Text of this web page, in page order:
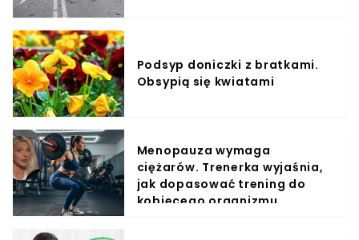
Podsyp doniczki z bratkami.
Obsypią się kwiatami
Menopauza wymaga
ciężarów. Trenerka wyjaśnia,
jak dopasować trening do
kobiecego organizmu